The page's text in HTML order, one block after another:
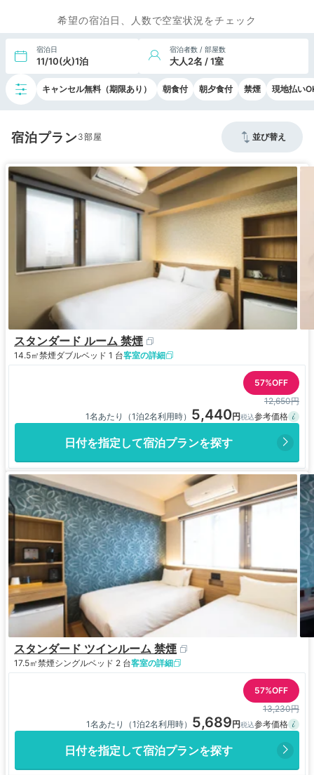
希望の宿泊日、人数で空室状況をチェック
宿泊日
11/10(火)1泊
宿泊者数 / 部屋数
大人2名 / 1室
キャンセル無料（期限あり） 朝食付 朝夕食付 禁煙 現地払い
宿泊プラン3 並び替え
スタンダード ルーム 禁煙
14.5㎡禁煙ダブルベッド 1 台客室の詳細
57%OFF
12,650円
1名あたり（1泊2名利用時） 5,440
日付を指定して宿泊プランを探す
スタンダード ツインルーム 禁煙
17.5㎡禁煙シングルベッド 2 台客室の詳細
57%OFF
13,230円
1名あたり（1泊2名利用時） 5,689
日付を指定して宿泊プランを探す